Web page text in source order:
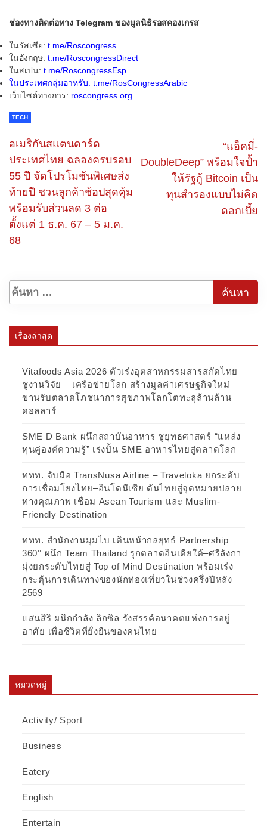
ช่องทางติดต่อทาง Telegram ของมูลนิธิรอสคองเกรส
ในรัสเซีย: t.me/Roscongress
ในอังกฤษ: t.me/RoscongressDirect
ในสเปน: t.me/RoscongressEsp
ในประเทศกลุ่มอาหรับ: t.me/RosCongressArabic
เว็บไซต์ทางการ: roscongress.org
TECH
อเมริกันสแตนดาร์ด
ประเทศไทย ฉลองครบรอบ
55 ปี จัดโปรโมชันพิเศษส่ง
ท้ายปี ชวนลูกค้าช้อปสุดคุ้ม
พร้อมรับส่วนลด 3 ต่อ
ตั้งแต่ 1 ธ.ค. 67 – 5 ม.ค.
68
“แอ็คมี่-
DoubleDeep” พร้อมใจป้ำ
ให้รัฐกู้ Bitcoin เป็น
ทุนสำรองแบบไม่คิด
ดอกเบี้ย
เรื่องล่าสุด
Vitafoods Asia 2026 ตัวเร่งอุตสาหกรรมสารสกัดไทย
ชูงานวิจัย – เครือข่ายโลก สร้างมูลค่าเศรษฐกิจใหม่
ขานรับตลาดโภชนาการสุขภาพโลกโตทะลุล้านล้าน
ดอลลาร์
SME D Bank ผนึกสถาบันอาหาร ชูยุทธศาสตร์ “แหล่ง
ทุนคู่องค์ความรู้” เร่งปั้น SME อาหารไทยสู่ตลาดโลก
ททท. จับมือ TransNusa Airline – Traveloka ยกระดับ
การเชื่อมโยงไทย–อินโดนีเซีย ดันไทยสู่จุดหมายปลาย
ทางคุณภาพ เชื่อม Asean Tourism และ Muslim-
Friendly Destination
ททท. สำนักงานมุมไบ เดินหน้ากลยุทธ์ Partnership
360° ผนึก Team Thailand รุกตลาดอินเดียใต้–ศรีลังกา
มุ่งยกระดับไทยสู่ Top of Mind Destination พร้อมเร่ง
กระตุ้นการเดินทางของนักท่องเที่ยวในช่วงครึ่งปีหลัง
2569
แสนสิริ ผนึกกำลัง ลิกซิล รังสรรค์อนาคตแห่งการอยู่
อาศัย เพื่อชีวิตที่ยั่งยืนของคนไทย
หมวดหมู่
Activity/ Sport
Business
Eatery
English
Entertain